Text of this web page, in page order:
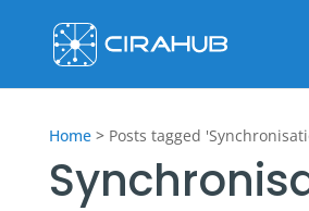
Home > Posts tagged